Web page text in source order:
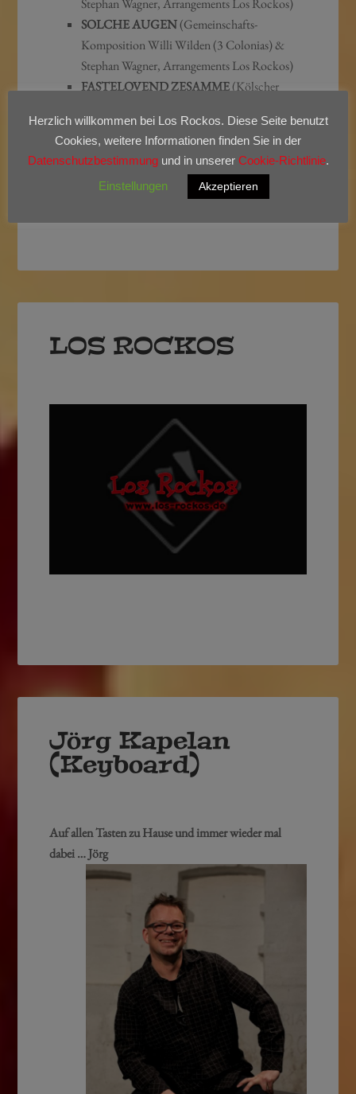
SOLCHE AUGEN(Gemeinschafts-
Komposition Willi Wilden (3 Colonias) &
Stephan Wagner, Arrangements Los Rockos)
FASTELOVEND ZESAMME(Kölscher
Musik/Text Stephan Wagner, Arrangements
Los Rockos)
u.v.m.
LOS ROCKOS
Jörg Kapelan
(Keyboard)
Auf allen Tasten zu Hause und immer wieder mal
dabei … Jörg
Herzlich willkommen bei Los Rockos. Diese Seite benutzt
Cookies, weitere Informationen finden Sie in der
Datenschutzbestimmungund in unserer Cookie-Richtlinie.
Einstellungen
Akzeptieren